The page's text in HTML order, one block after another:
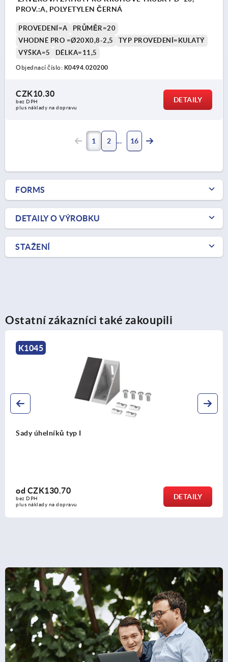
PROV.:A, POLYETYLEN ČERNÁ
PROVEDENÍ=A
PRŮMĚR=20
VHODNÉ PRO =Ø20X0,8-2,5
TYP PROVEDENÍ=KULATÝ
VÝŠKA=5
DÉLKA=11,5
Objednací číslo: K0494.020200
CZK10.30
bez DPH
plus náklady na dopravu
DETAILY
1 2 16
FORMS
DETAILY O VÝROBKU
STAŽENÍ
Ostatní zákazníci také zakoupili
K2187
Krytky pro sadu úhelníků typu B
odCZK10.30
bez DPH
plus náklady na dopravu
DETAILY